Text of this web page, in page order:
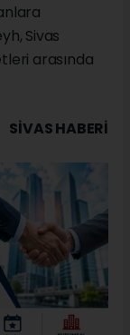
Sivas
arasında
SIVAS HABERİ